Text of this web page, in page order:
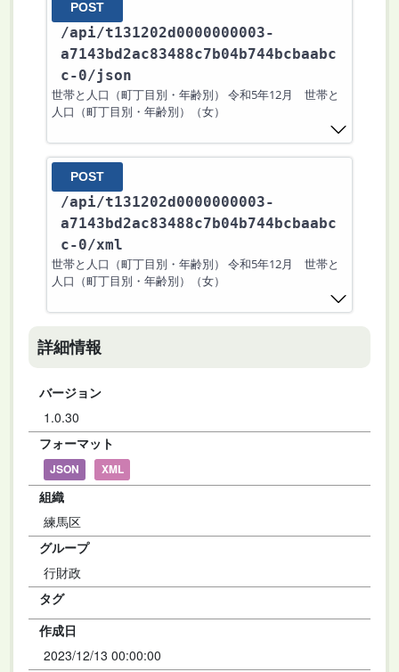
POST
/api/t131202d0000000003-
a7143bd2ac83488c7b04b744bcbaabc
c-0/json
世帯と人口（町丁目別・年齢別） 令和5年12月 世帯と
人口（町丁目別・年齢別）（女）
POST
/api/t131202d0000000003-
a7143bd2ac83488c7b04b744bcbaabc
c-0/xml
世帯と人口（町丁目別・年齢別） 令和5年12月 世帯と
人口（町丁目別・年齢別）（女）
詳細情報
バージョン
1.0.30
フォーマット
JSON XML
組織
練馬区
グループ
行財政
タグ
作成日
2023/12/13 00:00:00